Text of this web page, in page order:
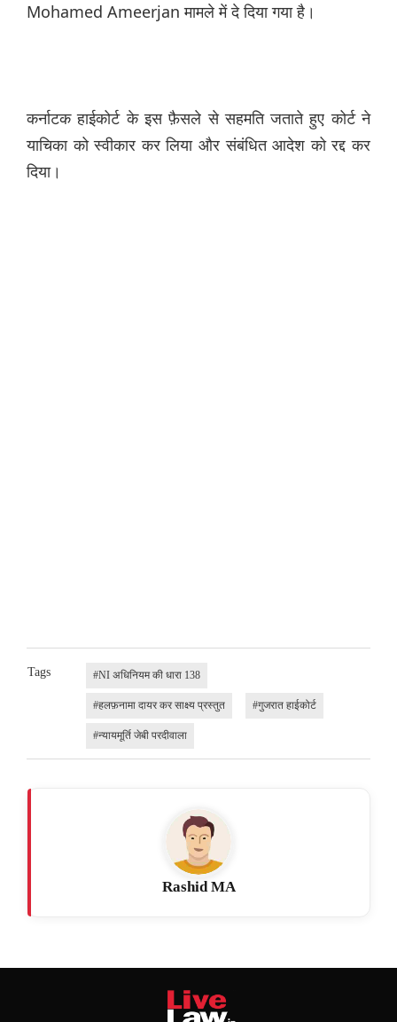
Mohamed Ameerjan मामले में दे दिया गया है।
कर्नाटक हाईकोर्ट के इस फ़ैसले से सहमति जताते हुए कोर्ट ने
याचिका को स्वीकार कर लिया और संबंधित आदेश को रद्द कर
दिया।
Tags #NI अधिनियम की धारा 138
#हलफ़नामा दायर कर साक्ष्य प्रस्तुत #गुजरात हाईकोर्ट
#न्यायमूर्ति जेबी परदीवाला
Rashid MA